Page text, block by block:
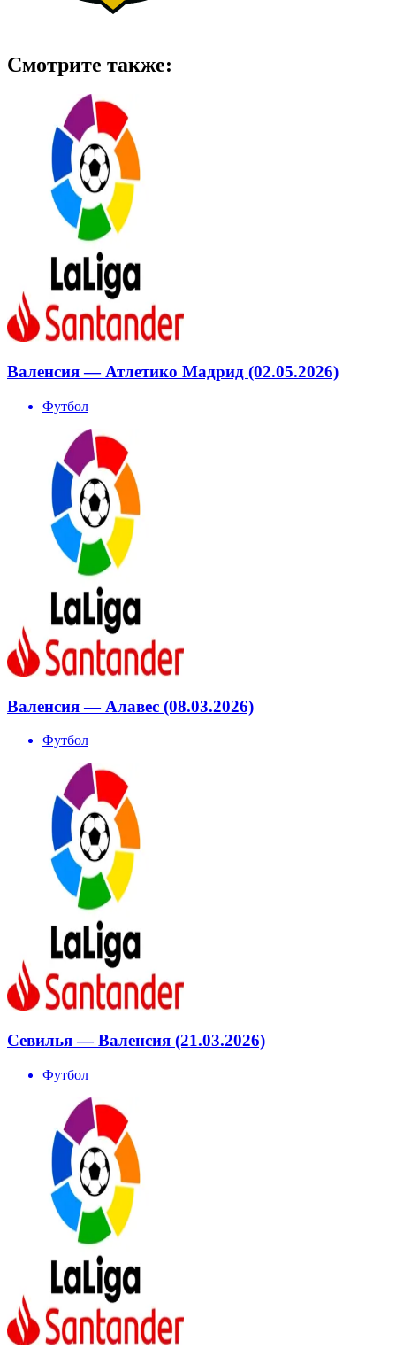
Смотрите также:
Валенсия — Атлетико Мадрид (02.05.2026)
Футбол
Валенсия — Алавес (08.03.2026)
Футбол
Севилья — Валенсия (21.03.2026)
Футбол